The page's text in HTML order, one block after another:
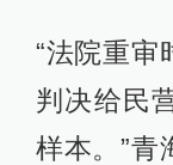
“法院重审
判决给民
样本。”青